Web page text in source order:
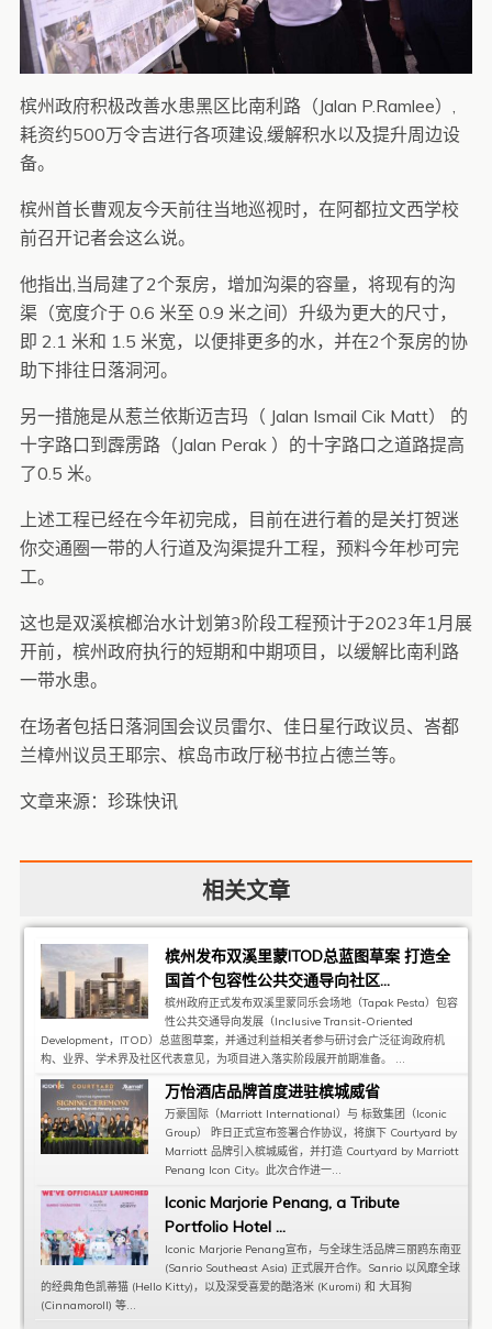
槟州政府积极改善水患黑区比南利路（Jalan P.Ramlee）,
耗资约500万令吉进行各项建设,缓解积水以及提升周边设
备。
槟州首长曹观友今天前往当地巡视时，在阿都拉文西学校
前召开记者会这么说。
他指出,当局建了2个泵房，增加沟渠的容量，将现有的沟
渠（宽度介于 0.6 米至 0.9 米之间）升级为更大的尺寸，
即 2.1 米和 1.5 米宽，以便排更多的水，并在2个泵房的协
助下排往日落洞河。
另一措施是从惹兰依斯迈吉玛（ Jalan Ismail Cik Matt） 的
十字路口到霹雳路（Jalan Perak ）的十字路口之道路提高
了0.5 米。
上述工程已经在今年初完成，目前在进行着的是关打贺迷
你交通圈一带的人行道及沟渠提升工程，预料今年杪可完
工。
这也是双溪槟榔治水计划第3阶段工程预计于2023年1月展
开前，槟州政府执行的短期和中期项目，以缓解比南利路
一带水患。
在场者包括日落洞国会议员雷尔、佳日星行政议员、峇都
兰樟州议员王耶宗、槟岛市政厅秘书拉占德兰等。
文章来源：珍珠快讯
相关文章
槟州发布双溪里蒙ITOD总蓝图草案 打造全
国首个包容性公共交通导向社区...
槟州政府正式发布双溪里蒙同乐会场地（Tapak Pesta）包容
性公共交通导向发展（Inclusive Transit-Oriented
Development，ITOD）总蓝图草案，并通过利益相关者参与研讨会广泛征询政府机
构、业界、学术界及社区代表意见，为项目进入落实阶段展开前期准备。 ...
万怡酒店品牌首度进驻槟城威省
万豪国际（Marriott International）与 标致集团（Iconic
Group） 昨日正式宣布签署合作协议，将旗下 Courtyard by
Marriott 品牌引入槟城威省，并打造 Courtyard by Marriott
Penang Icon City。此次合作进一...
Iconic Marjorie Penang, a Tribute
Portfolio Hotel ...
Iconic Marjorie Penang宣布，与全球生活品牌三丽鸥东南亚
(Sanrio Southeast Asia) 正式展开合作。Sanrio 以风靡全球
的经典角色凯蒂猫 (Hello Kitty)，以及深受喜爱的酷洛米 (Kuromi) 和 大耳狗
(Cinnamoroll) 等...